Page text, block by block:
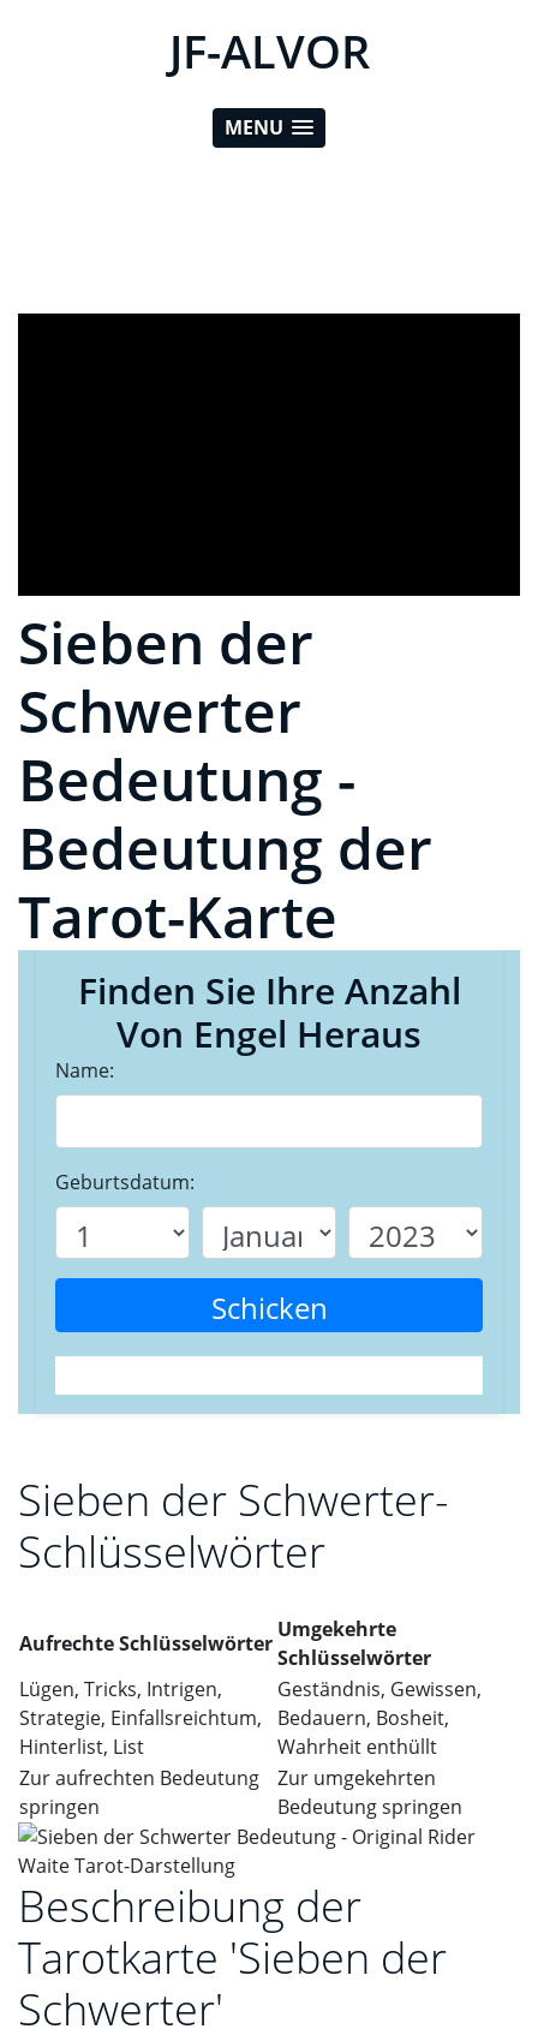
JF-ALVOR
MENU
Sieben der
Schwerter
Bedeutung -
Bedeutung der
Tarot-Karte
Finden Sie Ihre Anzahl
Von Engel Heraus
Name:
Geburtsdatum:
Schicken
Sieben der Schwerter-
Schlüsselwörter
Aufrechte Schlüsselwörter
Umgekehrte
Schlüsselwörter
Lügen, Tricks, Intrigen,
Strategie, Einfallsreichtum,
Hinterlist, List
Geständnis, Gewissen,
Bedauern, Bosheit,
Wahrheit enthüllt
Zur aufrechten Bedeutung
springen
Zur umgekehrten
Bedeutung springen
Beschreibung der
Tarotkarte 'Sieben der
Schwerter'